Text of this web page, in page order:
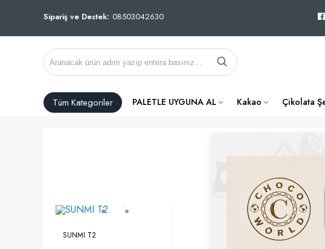
Sipariş ve Destek: 08503042630
Tüm Kategoriler PALETLE UYGUNA AL Kakao Çikolata
Dilerseniz
SUNMI T2